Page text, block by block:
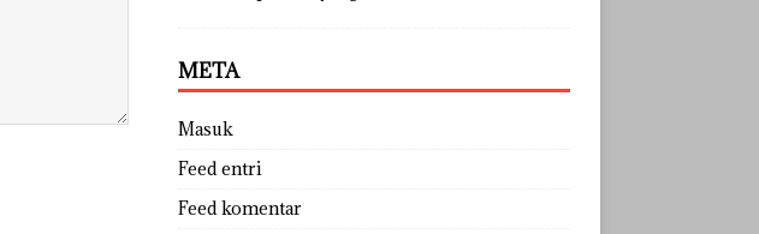
META
Masuk
Feed entri
Feed komentar